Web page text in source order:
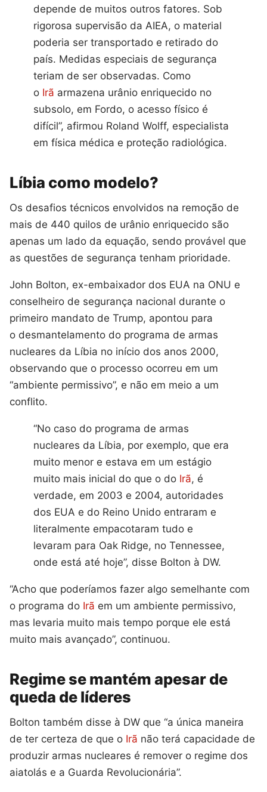
depende de muitos outros fatores. Sob
rigorosa supervisão da AIEA, o material
poderia ser transportado e retirado do
país. Medidas especiais de segurança
teriam de ser observadas. Como
o Irã armazena urânio enriquecido no
subsolo, em Fordo, o acesso físico é
difícil”, afirmou Roland Wolff, especialista
em física médica e proteção radiológica.
Líbia como modelo?
Os desafios técnicos envolvidos na remoção de
mais de 440 quilos de urânio enriquecido são
apenas um lado da equação, sendo provável que
as questões de segurança tenham prioridade.
John Bolton, ex-embaixador dos EUA na ONU e
conselheiro de segurança nacional durante o
primeiro mandato de Trump, apontou para
o desmantelamento do programa de armas
nucleares da Líbia no início dos anos 2000,
observando que o processo ocorreu em um
“ambiente permissivo”, e não em meio a um
conflito.
“No caso do programa de armas
nucleares da Líbia, por exemplo, que era
muito menor e estava em um estágio
muito mais inicial do que o do Irã, é
verdade, em 2003 e 2004, autoridades
dos EUA e do Reino Unido entraram e
literalmente empacotaram tudo e
levaram para Oak Ridge, no Tennessee,
onde está até hoje”, disse Bolton à DW.
“Acho que poderíamos fazer algo semelhante com
o programa do Irã em um ambiente permissivo,
mas levaria muito mais tempo porque ele está
muito mais avançado”, continuou.
Regime se mantém apesar de
queda de líderes
Bolton também disse à DW que “a única maneira
de ter certeza de que o Irã não terá capacidade de
produzir armas nucleares é remover o regime dos
aiatolás e a Guarda Revolucionária”.